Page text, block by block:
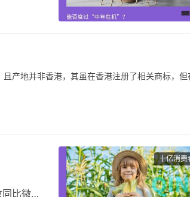
2019年
产地并非香港，其虽在香港注册了相关商标，但
本没有在直播间以显著方式提醒该商品并非香港
十亿消费
比微幅